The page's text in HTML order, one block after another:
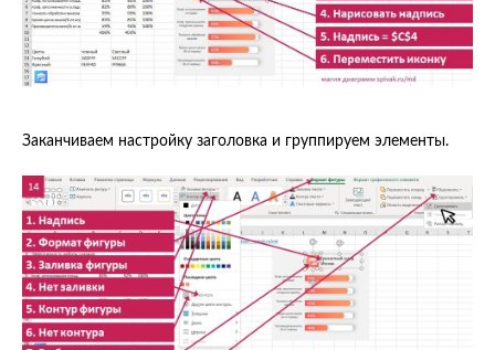
Заканчиваем настройку заголовка и группируем элементы.